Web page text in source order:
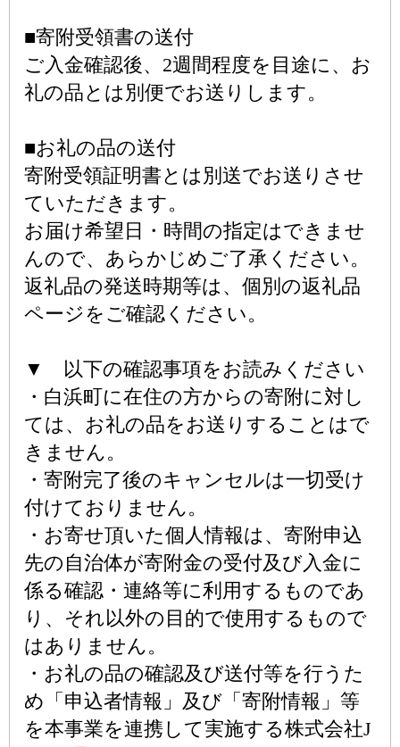
■寄附受領書の送付
ご入金確認後、2週間程度を目途に、お
礼の品とは別便でお送りします。
■お礼の品の送付
寄附受領証明書とは別送でお送りさせ
ていただきます。
お届け希望日・時間の指定はできませ
んので、あらかじめご了承ください。
返礼品の発送時期等は、個別の返礼品
ページをご確認ください。
▼ 以下の確認事項をお読みください
・白浜町に在住の方からの寄附に対し
ては、お礼の品をお送りすることはで
きません。
・寄附完了後のキャンセルは一切受け
付けておりません。
・お寄せ頂いた個人情報は、寄附申込
先の自治体が寄附金の受付及び入金に
係る確認・連絡等に利用するものであ
り、それ以外の目的で使用するもので
はありません。
・お礼の品の確認及び送付等を行うた
め「申込者情報」及び「寄附情報」等
を本事業を連携して実施する株式会社J